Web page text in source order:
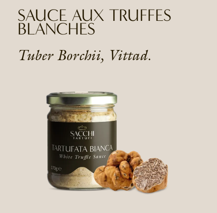
SAUCE AUX TRUFFES
BLANCHES
Tuber Borchii, Vittad.